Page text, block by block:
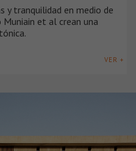
y tranquilidad en medio de
et al crean una
VER +